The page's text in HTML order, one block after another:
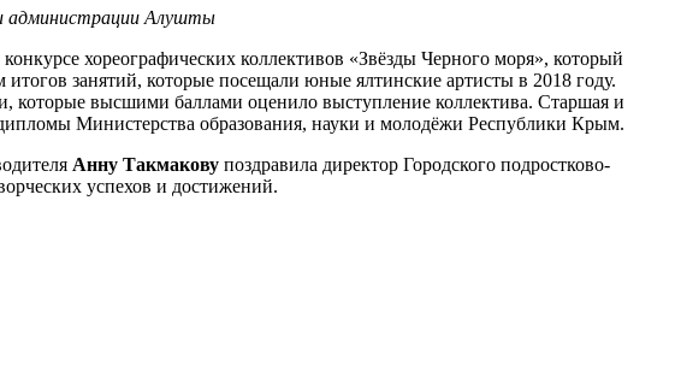
администрации Алушты
хореографических коллективов «Звёзды Черного моря», который
занятий, которые посещали юные ялтинские артисты в 2018 году.
которые высшими баллами оценило выступление коллектива. Старшая и
Министерства образования, науки и молодёжи Республики Крым.
Анну Такмакову поздравила директор Городского подростково-
успехов и достижений.